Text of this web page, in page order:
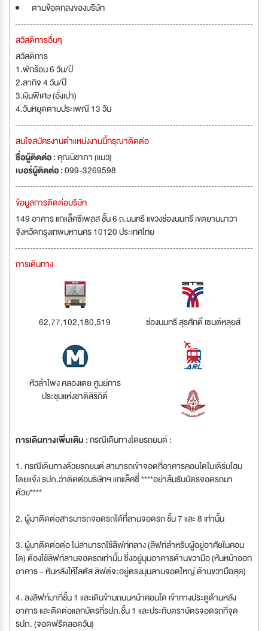
ตามข้อตกลงของบริษัท
สวัสดิการอื่นๆ
สวัสดิการ
1.พักร้อน 6 วัน/ปี
2.ลากิจ 4 วัน/ปี
3.เงินพิเศษ (อั่งเปา)
4.วันหยุดตามประเพณี 13 วัน
สนใจสมัครงานตำแหน่งงานนี้กรุณาติดต่อ
ชื่อผู้ติดต่อ :คุณนิชาภา (แมว)
เบอร์ผู้ติดต่อ :099-3269598
ข้อมูลการติดต่อบริษัท
149 อาคาร แกแล็คซี่เพลส ชั้น 6 ถ.นนทรี แขวงช่องนนทรี เขตยานนาวา
จังหวัดกรุงเทพมหานคร 10120 ประเทศไทย
การเดินทาง
62,77,102,180,519 ช่องนนทรี สุรศักดิ์ เซนต์หลุยส์
หัวลำโพง คลองเตย ศูนย์การ
ประชุมแห่งชาติสิริกิติ์
การเดินทางเพิ่มเติม :กรณีเดินทางโดยรถยนต์ :
1. กรณีเดินทางด้วยรถยนต์ สามารถเข้าจอดที่อาคารคอนโดโมเดิร์นโฮม
โดยแจ้ง รปภ.ว่าติดต่อบริษัทฯ แกแล็คซี่ ****อย่าลืมรับบัตรจอดรถมา
ด้วย****
2. ผู้มาติดต่อสารมารถจอดรถได้ที่ลานจอดรถ ชั้น 7 และ 8 เท่านั้น
3. ผู้มาติดต่อต่อ ไม่สามารถใช้ลิฟท์กลาง (ลิฟท์สำหรับผู้อยู่อาศัยในคอน
โด) ต้องใช้ลิฟท์ลานจอดรถเท่านั้น ซึ่งอยู่มุมอาคารด้านขวามือ (หันหน้าออก
อาคาร – หันหลังให้โลตัส ลิฟต์จะอยู่ตรงมุมลานจอดใหญ่ ด้านขวามือสุด)
4. ลงลิฟท์มาที่ชั้น 1 และเดินข้ามถนนหน้าคอนโด เข้าทางประตูด้านหลัง
อาคาร และติดต่อแลกบัตรที่รปภ.ชั้น 1 และประทับตราบัตรจอดรถที่จุด
รปภ. (จอดฟรีตลอดวัน)